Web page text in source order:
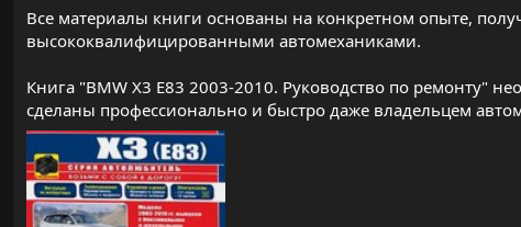
Все материалы книги основаны на конкретном опыте,
высококвалифицированными автомеханиками.
Книга "BMW X3 E83 2003-2010. Руководство по ремонту"
сделаны профессионально и быстро даже владельцем